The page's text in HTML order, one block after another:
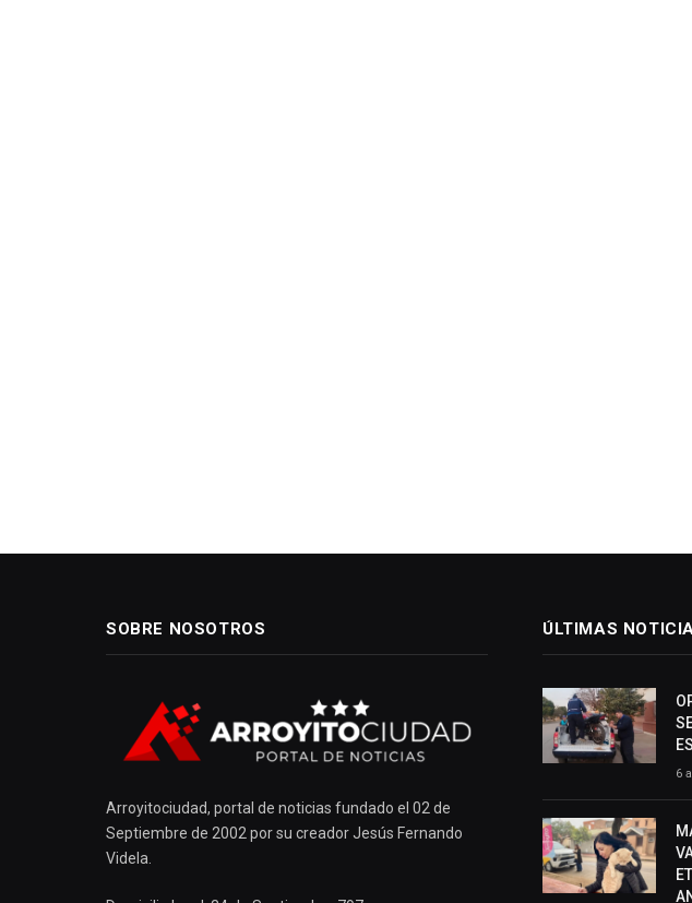
SOBRE NOSOTROS
Arroyitociudad, portal de noticias fundado el 02 de
Septiembre de 2002 por su creador Jesús Fernando
Videla.
ÚLTIMAS
6